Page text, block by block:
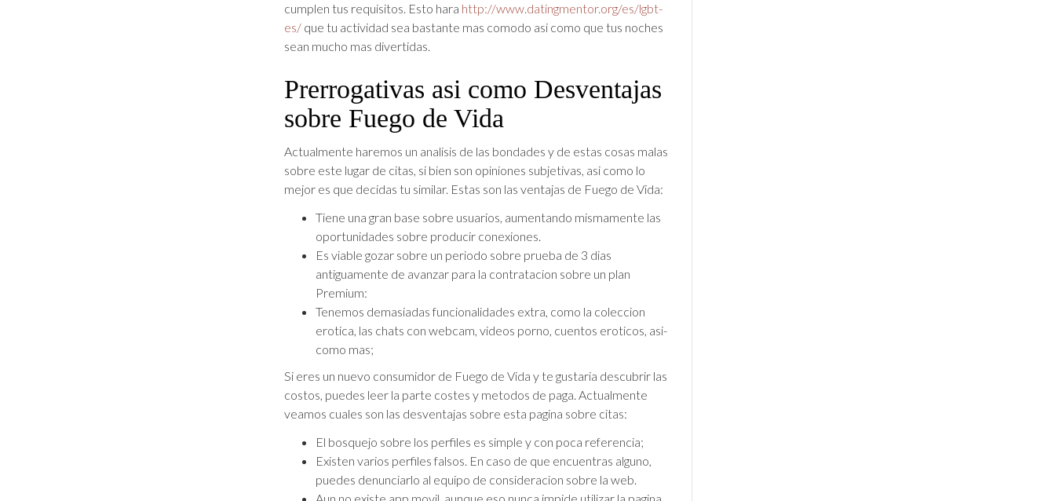
cumplen tus requisitos. Esto hara http://www.datingmentor.org/es/lgbt-
es/que tu actividad sea bastante mas comodo asi­ como que tus noches
sean mucho mas divertidas.
Prerrogativas asi­ como Desventajas
sobre Fuego de Vida
Actualmente haremos un analisis de las bondades y de estas cosas malas
sobre este lugar de citas, si bien son opiniones subjetivas, asi­ como lo
mejor es que decidas tu similar. Estas son las ventajas de Fuego de Vida:
Tiene una gran base sobre usuarios, aumentando mismamente las
oportunidades sobre producir conexiones.
Es viable gozar sobre un periodo sobre prueba de 3 dias
antiguamente de avanzar para la contratacion sobre un plan
Premium:
Tenemos demasiadas funcionalidades extra, como la coleccion
erotica, las chats con webcam, videos porno, cuentos eroticos, asi­
como mas;
Si eres un nuevo consumidor de Fuego de Vida y te gustaria descubrir las
costos, puedes leer la parte costes y metodos de paga. Actualmente
veamos cuales son las desventajas sobre esta pagina sobre citas:
El bosquejo sobre los perfiles es simple y con poca referencia;
Existen varios perfiles falsos. En caso de que encuentras alguno,
puedes denunciarlo al equipo de consideracion sobre la web.